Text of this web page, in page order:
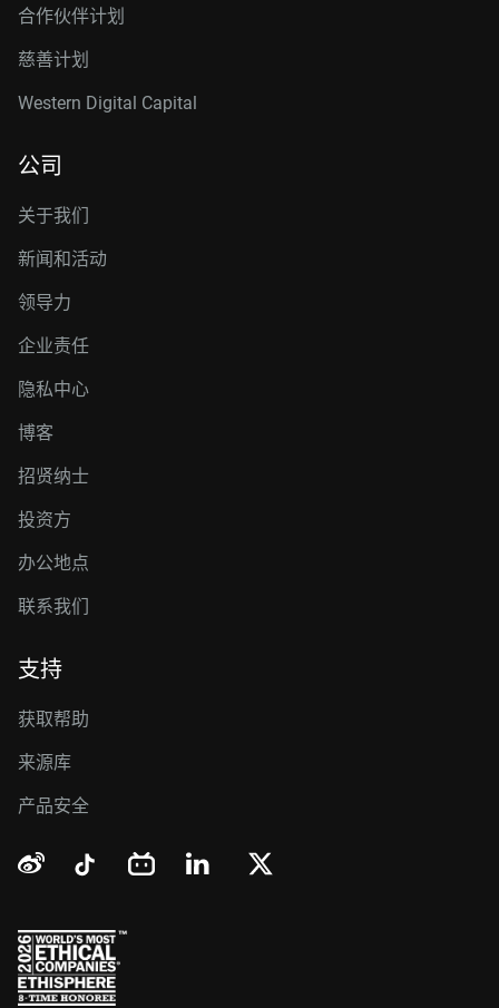
合作伙伴计划
慈善计划
Western Digital Capital
公司
关于我们
新闻和活动
领导力
企业责任
隐私中心
博客
招贤纳士
投资方
办公地点
联系我们
支持
获取帮助
来源库
产品安全